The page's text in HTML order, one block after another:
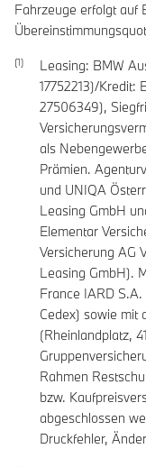
Fahrzeuge erfolgt auf
Leasing: BMW
17752213)/Kredit:
27506349),
als
Prämien.
und UNIQA
Leasing GmbH
Elementar
Versicherung AG
Leasing GmbH).
France IARD S.A.
Cedex) sowie mit
(Rheinlandplatz,
Rahmen
bzw.
abgeschlossen
Druckfehler,